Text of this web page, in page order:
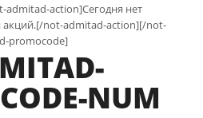
action]Сегодня нет
not-admitad-action][/not-
promocode]
NUM